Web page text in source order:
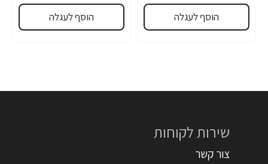
הוסף לעגלה הוסף לעגלה
שירות לקוחות
צור קשר